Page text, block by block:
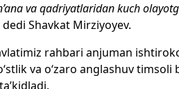
va qadriyatlaridan kuch
dedi Shavkat Mirziyoyev.
rahbari anjuman
va o‘zaro anglashuv timsoli